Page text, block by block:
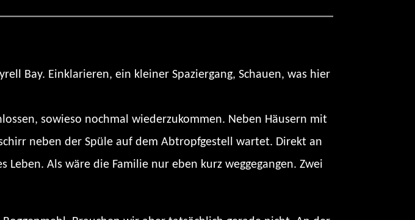
Bay. Einklarieren, ein kleiner Spaziergang, Schauen, was hier
sowieso nochmal wiederzukommen. Neben Häusern mit
neben der Spüle auf dem Abtropfgestell wartet. Direkt an
Als wäre die Familie nur eben kurz weggegangen. Zwei